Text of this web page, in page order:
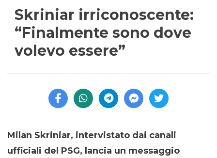
Skriniar irriconoscente:
“Finalmente sono dove
volevo essere”
Milan Skriniar, intervistato dai canali
ufficiali del PSG, lancia un messaggio